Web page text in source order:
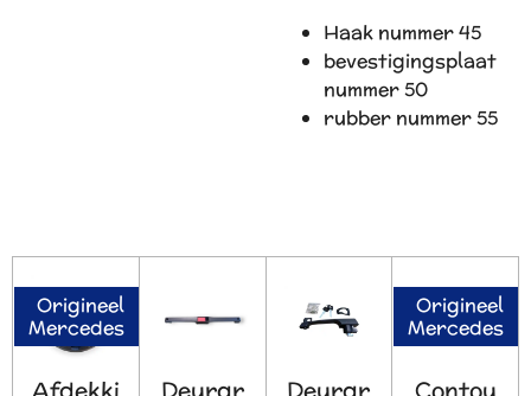
Haak nummer 45
bevestigingsplaat
nummer 50
rubber nummer 55
Origineel
Mercedes
Origineel
Mercedes